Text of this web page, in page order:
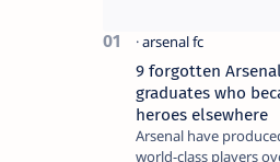
9 forgotten
graduates who
heroes elsewhere
Arsenal have
world-class players